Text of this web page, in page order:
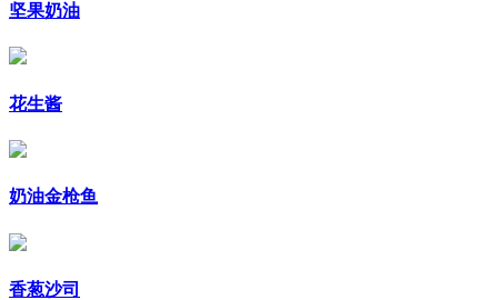
坚果奶油
花生酱
奶油金枪鱼
香葱沙司